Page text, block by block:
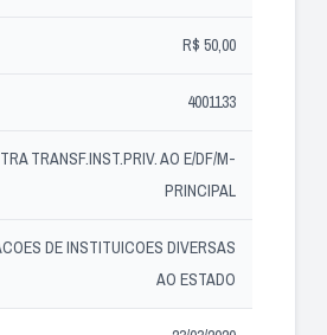
R$ 50,00
4001133
TRANSF.INST.PRIV. AO E/DF/M-
PRINCIPAL
DE INSTITUICOES DIVERSAS
AO ESTADO